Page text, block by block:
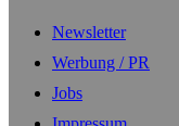
Newsletter
Werbung / PR
Jobs